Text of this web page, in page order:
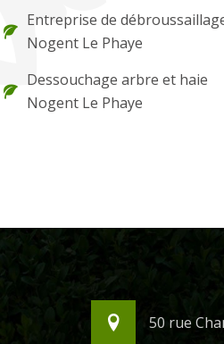
Entreprise de
Nogent Le Phaye
Dessouchage arbre et haie
Nogent Le Phaye
50 rue